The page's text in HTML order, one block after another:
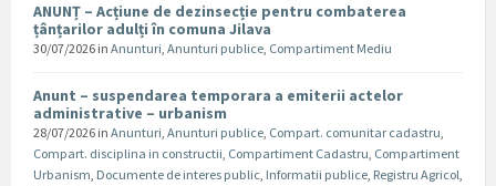
ANUNȚ – Acțiune de dezinsecție pentru combaterea
țânțarilor adulți în comuna Jilava
30/07/2026 in Anunturi, Anunturi publice, Compartiment Mediu
Anunt – suspendarea temporara a emiterii actelor
administrative – urbanism
28/07/2026 in Anunturi, Anunturi publice, Compart. comunitar cadastru,
Compart. disciplina in constructii, Compartiment Cadastru, Compartiment
Urbanism, Documente de interes public, Informatii publice, Registru Agricol,